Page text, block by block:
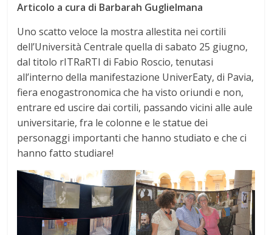
Articolo a cura di Barbarah Guglielmana
Uno scatto veloce la mostra allestita nei cortili
dell’Università Centrale quella di sabato 25 giugno,
dal titolo rITRaRTI di Fabio Roscio, tenutasi
all’interno della manifestazione UniverEaty, di Pavia,
fiera enogastronomica che ha visto oriundi e non,
entrare ed uscire dai cortili, passando vicini alle aule
universitarie, fra le colonne e le statue dei
personaggi importanti che hanno studiato e che ci
hanno fatto studiare!